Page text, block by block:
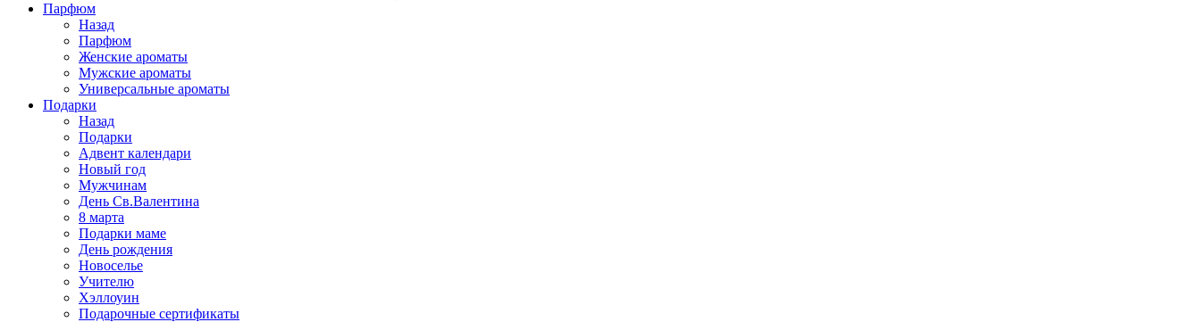
Парфюм
Назад
Парфюм
Женские ароматы
Мужские ароматы
Универсальные ароматы
Подарки
Назад
Подарки
Адвент календари
Новый год
Мужчинам
День Св.Валентина
8 марта
Подарки маме
День рождения
Новоселье
Учителю
Хэллоуин
Подарочные сертификаты